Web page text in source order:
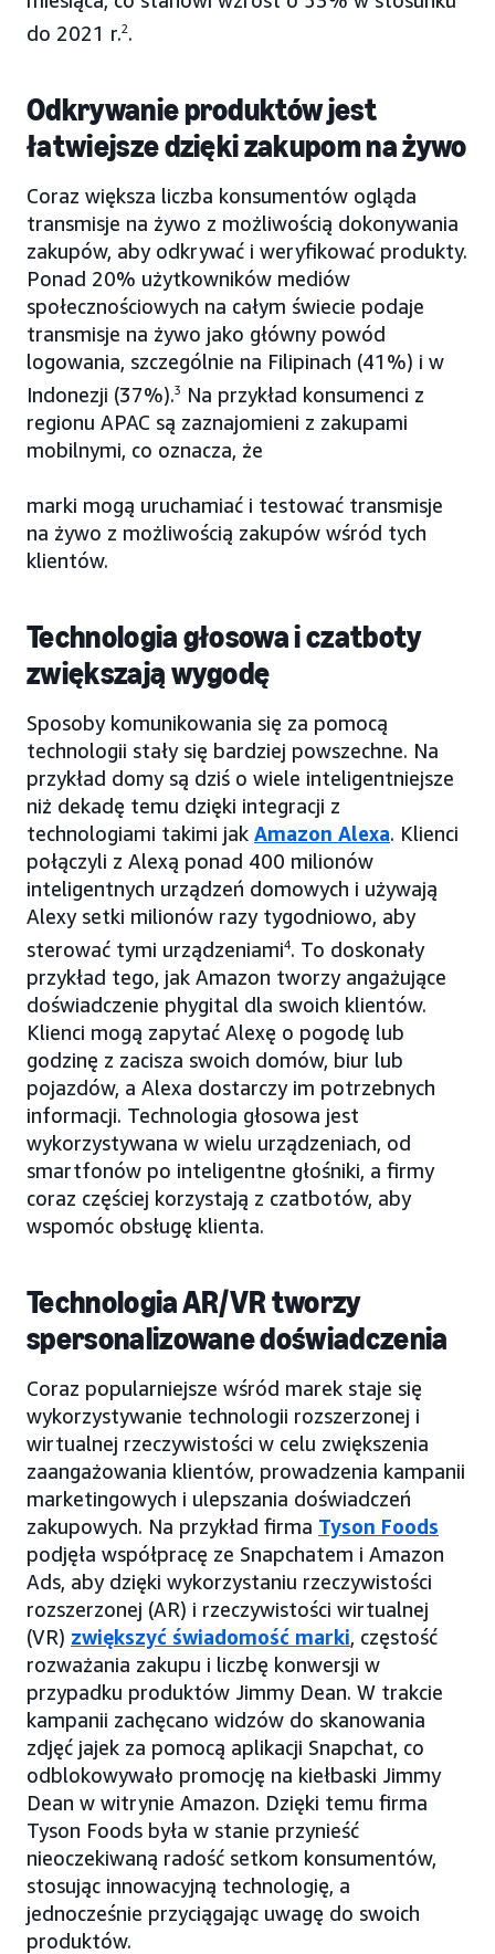
do 2021 r.2.
Odkrywanie produktów jest
łatwiejsze dzięki zakupom na żywo
Coraz większa liczba konsumentów ogląda
transmisje na żywo z możliwością dokonywania
zakupów, aby odkrywać i weryfikować produkty.
Ponad 20% użytkowników mediów
społecznościowych na całym świecie podaje
transmisje na żywo jako główny powód
logowania, szczególnie na Filipinach (41%) i w
Indonezji (37%).3
Na przykład konsumenci z
regionu APAC są zaznajomieni z zakupami
mobilnymi, co oznacza, że
marki mogą uruchamiać i testować transmisje
na żywo z możliwością zakupów wśród tych
klientów.
Technologia głosowa i czatboty
zwiększają wygodę
Sposoby komunikowania się za pomocą
technologii stały się bardziej powszechne. Na
przykład domy są dziś o wiele inteligentniejsze
niż dekadę temu dzięki integracji z
technologiami takimi jak Amazon Alexa. Klienci
połączyli z Alexą ponad 400 milionów
inteligentnych urządzeń domowych i używają
Alexy setki milionów razy tygodniowo, aby
sterować tymi urządzeniami4. To doskonały
przykład tego, jak Amazon tworzy angażujące
doświadczenie phygital dla swoich klientów.
Klienci mogą zapytać Alexę o pogodę lub
godzinę z zacisza swoich domów, biur lub
pojazdów, a Alexa dostarczy im potrzebnych
informacji. Technologia głosowa jest
wykorzystywana w wielu urządzeniach, od
smartfonów po inteligentne głośniki, a firmy
coraz częściej korzystają z czatbotów, aby
wspomóc obsługę klienta.
Technologia AR/VR tworzy
spersonalizowane doświadczenia
Coraz popularniejsze wśród marek staje się
wykorzystywanie technologii rozszerzonej i
wirtualnej rzeczywistości w celu zwiększenia
zaangażowania klientów, prowadzenia kampanii
marketingowych i ulepszania doświadczeń
zakupowych. Na przykład firma Tyson Foods
podjęła współpracę ze Snapchatem i Amazon
Ads, aby dzięki wykorzystaniu rzeczywistości
rozszerzonej (AR) i rzeczywistości wirtualnej
(VR) zwiększyć świadomość marki, częstość
rozważania zakupu i liczbę konwersji w
przypadku produktów Jimmy Dean. W trakcie
kampanii zachęcano widzów do skanowania
zdjęć jajek za pomocą aplikacji Snapchat, co
odblokowywało promocję na kiełbaski Jimmy
Dean w witrynie Amazon. Dzięki temu firma
Tyson Foods była w stanie przynieść
nieoczekiwaną radość setkom konsumentów,
stosując innowacyjną technologię, a
jednocześnie przyciągając uwagę do swoich
produktów.